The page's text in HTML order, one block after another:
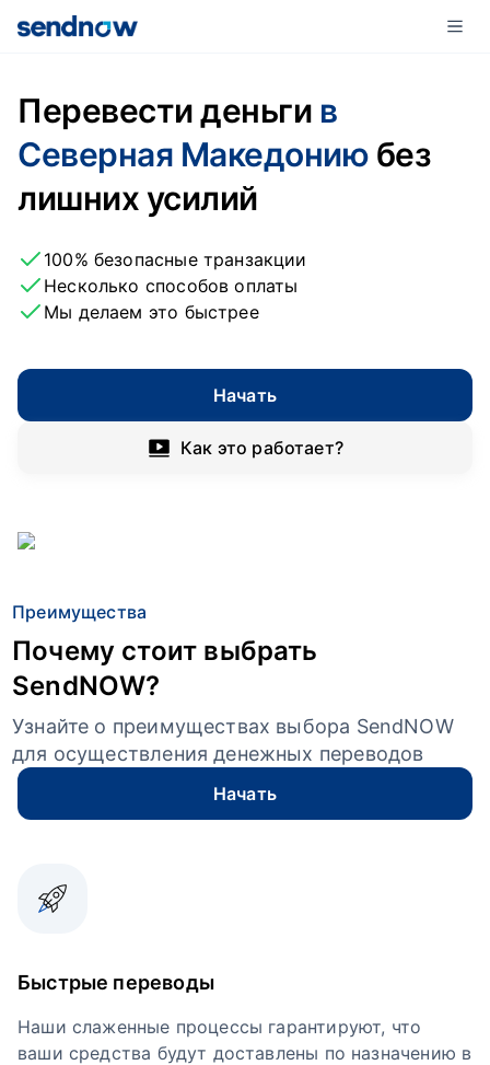
Перевести деньги в
Северная Македонию без
лишних усилий
100% безопасные транзакции
Несколько способов оплаты
Мы делаем это быстрее
Начать
Как это работает?
Преимущества
Почему стоит выбрать
SendNOW?
Узнайте о преимуществах выбора SendNOW
для осуществления денежных переводов
Начать
Быстрые переводы
Наши слаженные процессы гарантируют, что
ваши средства будут доставлены по назначению в